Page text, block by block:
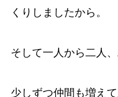
くりしましたから。
そして一人から二人、
少しずつ仲間も増えて